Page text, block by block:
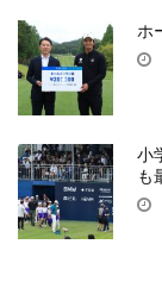
ホ
小
も